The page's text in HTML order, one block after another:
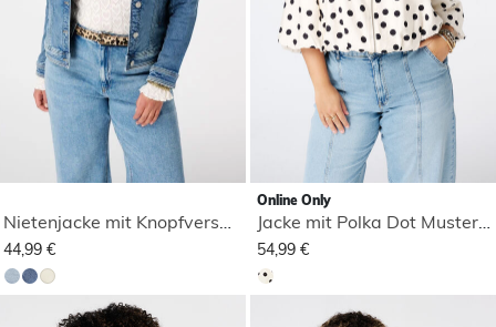
44,99 €
Online Only
54,99 €